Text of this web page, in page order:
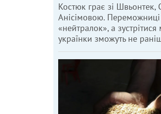
Костюк грає зі Швьонтек,
Анісімовою.
«нейтралок», а
українки зможуть не